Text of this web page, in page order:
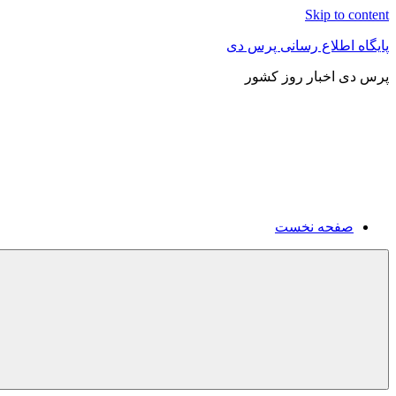
Skip to content
پایگاه اطلاع رسانی پرس دی
پرس دی اخبار روز کشور
صفحه نخست